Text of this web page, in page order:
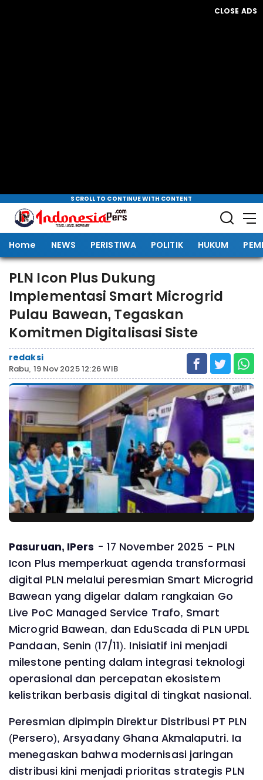
CLOSE ADS
SCROLL TO CONTINUE WITH CONTENT
Home NEWS PERISTIWA POLITIK HUKUM
PLN Icon Plus Dukung
Implementasi Smart Microgrid
Pulau Bawean, Tegaskan
Komitmen Digitalisasi Siste
redaksi
Rabu, 19 Nov 2025 12:26 WIB
Pasuruan, IPers - 17 November 2025 - PLN
Icon Plus memperkuat agenda transformasi
digital PLN melalui peresmian Smart Microgrid
Bawean yang digelar dalam rangkaian Go
Live PoC Managed Service Trafo, Smart
Microgrid Bawean, dan EduScada di PLN UPDL
Pandaan, Senin (17/11). Inisiatif ini menjadi
milestone penting dalam integrasi teknologi
operasional dan percepatan ekosistem
kelistrikan berbasis digital di tingkat nasional.
Peresmian dipimpin Direktur Distribusi PT PLN
(Persero), Arsyadany Ghana Akmalaputri. Ia
menegaskan bahwa modernisasi jaringan
distribusi kini menjadi prioritas strategis PLN